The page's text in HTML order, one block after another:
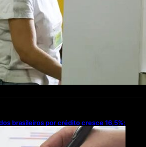
brasileiros por crédito cresce 16,5%;
lidera ranking entre estados